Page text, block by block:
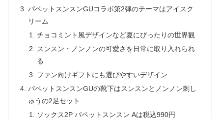
パペットスンスンGUコラボ第2弾のテーマはアイスク
リーム
チョコミント風デザインなど夏にぴったりの世界観
スンスン・ノンノンの可愛さを日常に取り入れられ
る
ファン向けギフトにも選びやすいデザイン
パペットスンスンGUの靴下はスンスンとノンノン刺し
ゅうの2足セット
ソックス2P パペットスンスン Aは税込990円